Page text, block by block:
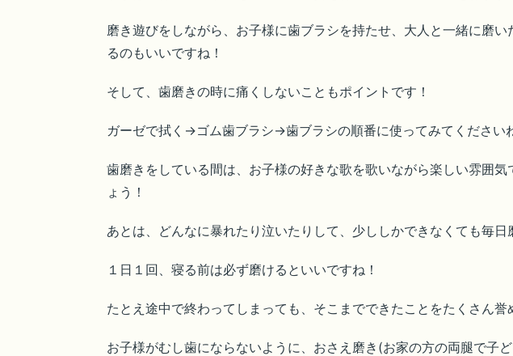
磨き遊びをしながら、お子様に歯ブラシを持たせ、大人と一緒に磨
るのもいいですね！
そして、歯磨きの時に痛くしないこともポイントです！
ガーゼで拭く→ゴム歯ブラシ→歯ブラシの順番に使ってみてください
歯磨きをしている間は、お子様の好きな歌を歌いながら楽しい雰囲気
ょう！
あとは、どんなに暴れたり泣いたりして、少ししかできなくても毎日
１日１回、寝る前は必ず磨けるといいですね！
たとえ途中で終わってしまっても、そこまでできたことをたくさん誉
お子様がむし歯にならないように、おさえ磨き(お家の方の両腿で子